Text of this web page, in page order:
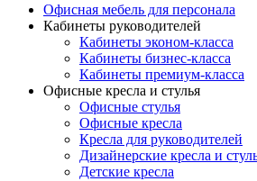
Офисная мебель для персонала
Кабинеты руководителей
Кабинеты эконом-класса
Кабинеты бизнес-класса
Кабинеты премиум-класса
Офисные кресла и стулья
Офисные стулья
Офисные кресла
Кресла для руководителей
Дизайнерские кресла и
Детские кресла